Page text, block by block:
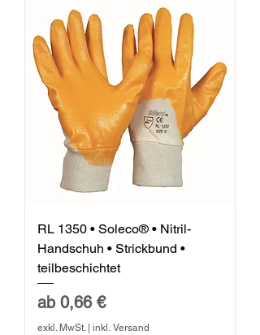
RL 1350 • Soleco® • Nitril-
Handschuh • Strickbund •
teilbeschichtet
ab 0,66 €
Sale-Preis
exkl. MwSt.| inkl. Versand